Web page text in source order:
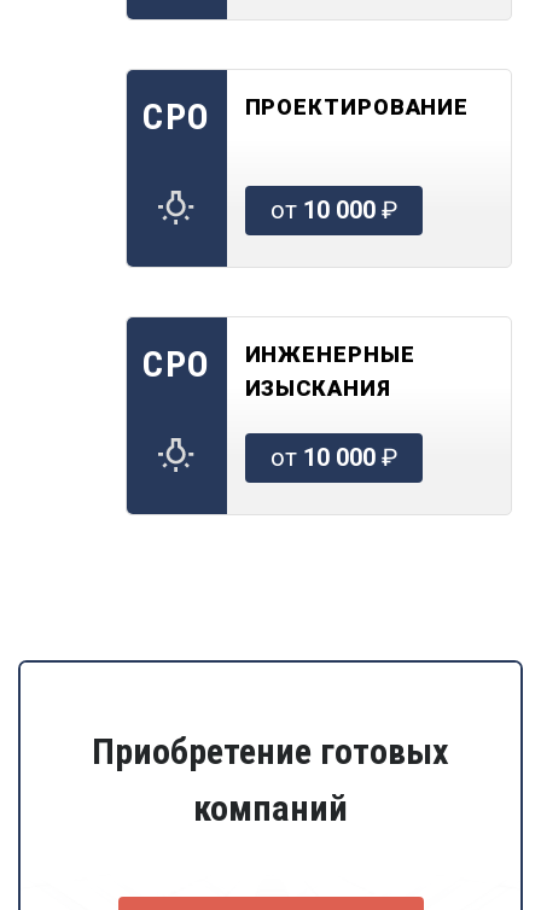
СРО ПРОЕКТИРОВАНИЕ
от 10 000₽
СРО
ИНЖЕНЕРНЫЕ
ИЗЫСКАНИЯ
от 10 000₽
Приобретение готовых
компаний